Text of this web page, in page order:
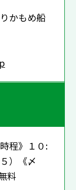
かもめ船
程》１０:
）《〆
料